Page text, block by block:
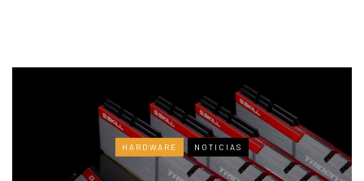
HARDWARE NOTICIAS